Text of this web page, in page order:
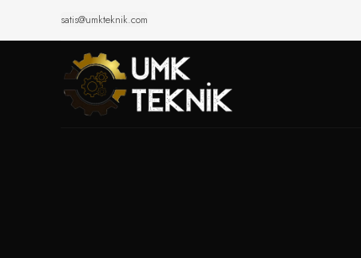
satis@umkteknik.com